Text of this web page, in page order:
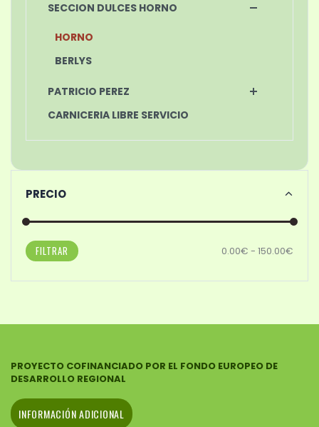
SECCION DULCES HORNO
HORNO
BERLYS
PATRICIO PEREZ
CARNICERIA LIBRE SERVICIO
PRECIO
FILTRAR 0.00€ - 150.00€
PROYECTO COFINANCIADO POR EL FONDO EUROPEO DE
DESARROLLO REGIONAL
INFORMACIÓN ADICIONAL